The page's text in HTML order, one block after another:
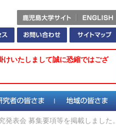
いたしまして誠に恐縮ではござ
発表会 募集要項等を掲載しました。